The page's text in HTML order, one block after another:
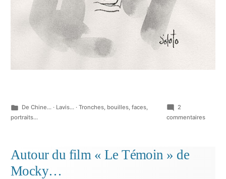
Publié
dans
De Chine... · Lavis... · Tronches, bouilles, faces,
portraits...
2
commentairessur
Autour du film « Le Témoin » de
Mocky…